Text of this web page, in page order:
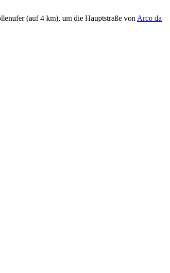
(auf 4 km), um die Hauptstraße von Arco da